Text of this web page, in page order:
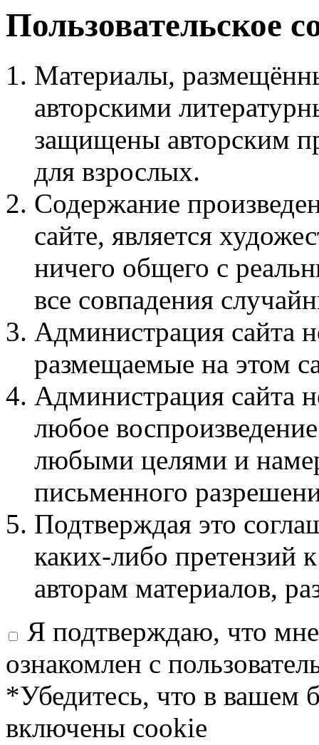
Пользовательское
Материалы,
авторскими
защищены авторским
для взрослых.
Содержание
сайте, является
ничего общего с
все совпадения
Администрация сайта
размещаемые на этом
Администрация сайта
любое
любыми целями и
письменного
Подтверждая это
каких-либо претензий
авторам материалов,
Я подтверждаю, что
ознакомлен с
*Убедитесь, что в вашем
включены cookie